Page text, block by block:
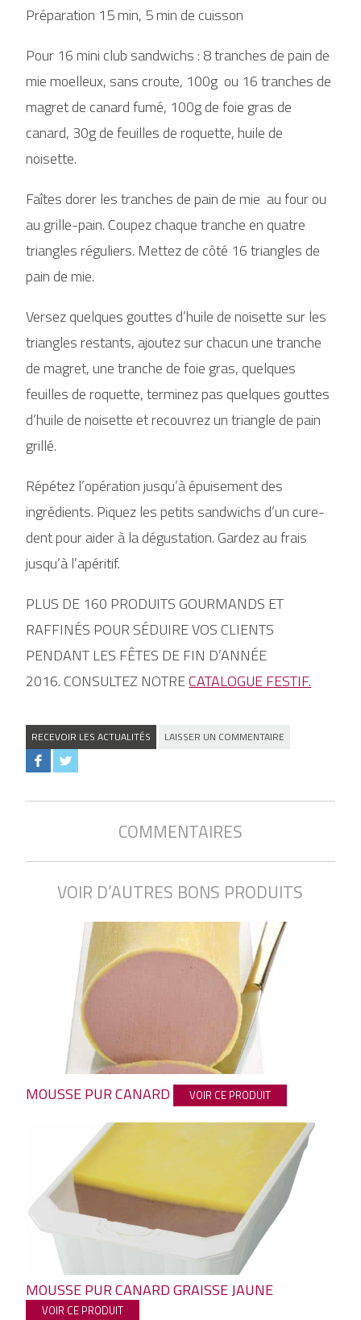
Préparation 15 min, 5 min de cuisson
Pour 16 mini club sandwichs : 8 tranches de pain de
mie moelleux, sans croute, 100g ou 16 tranches de
magret de canard fumé, 100g de foie gras de
canard, 30g de feuilles de roquette, huile de
noisette.
Faîtes dorer les tranches de pain de mie au four ou
au grille-pain. Coupez chaque tranche en quatre
triangles réguliers. Mettez de côté 16 triangles de
pain de mie.
Versez quelques gouttes d’huile de noisette sur les
triangles restants, ajoutez sur chacun une tranche
de magret, une tranche de foie gras, quelques
feuilles de roquette, terminez pas quelques gouttes
d’huile de noisette et recouvrez un triangle de pain
grillé.
Répétez l’opération jusqu’à épuisement des
ingrédients. Piquez les petits sandwichs d’un cure-
dent pour aider à la dégustation. Gardez au frais
jusqu’à l’apéritif.
PLUS DE 160 PRODUITS GOURMANDS ET
RAFFINÉS POUR SÉDUIRE VOS CLIENTS
PENDANT LES FÊTES DE FIN D’ANNÉE
2016.CONSULTEZ NOTRECATALOGUE FESTIF.
RECEVOIR LES ACTUALITÉS LAISSER UN COMMENTAIRE
COMMENTAIRES
VOIR D’AUTRES BONS PRODUITS
MOUSSE PUR CANARD VOIR CE PRODUIT
MOUSSE PUR CANARD GRAISSE JAUNE
VOIR CE PRODUIT